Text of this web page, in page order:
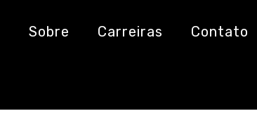
Sobre Carreiras Contato